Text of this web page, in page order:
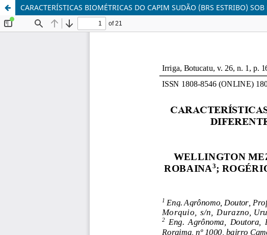
CARACTERÍSTICAS BIOMÉTRICAS DO CAPIM SUDÃO (BRS ESTRIBO)